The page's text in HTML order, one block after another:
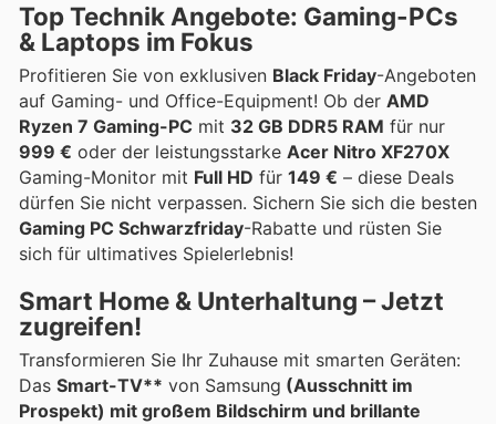
Top Technik Angebote: Gaming-PCs
& Laptops im Fokus
Profitieren Sie von exklusiven Black Friday-Angeboten
auf Gaming- und Office-Equipment! Ob der AMD
Ryzen 7 Gaming-PC mit 32 GB DDR5 RAM für nur
999 € oder der leistungsstarke Acer Nitro XF270X
Gaming-Monitor mit Full HD für 149 € – diese Deals
dürfen Sie nicht verpassen. Sichern Sie sich die besten
Gaming PC Schwarzfriday-Rabatte und rüsten Sie
sich für ultimatives Spielerlebnis!
Smart Home & Unterhaltung – Jetzt
zugreifen!
Transformieren Sie Ihr Zuhause mit smarten Geräten:
Das Smart-TV** von Samsung (Ausschnitt im
Prospekt) mit großem Bildschirm und brillante